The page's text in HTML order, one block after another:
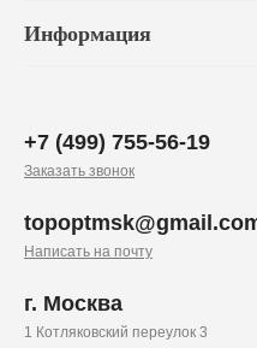
Информация
+7 (499) 755-56-19
Заказать звонок
Написать на почту
г. Москва
1 Котляковский переулок 3